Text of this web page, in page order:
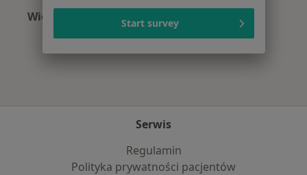
Więcej (11)
Więcej w kategorii: Najpopularniejsze
Serwis
Regulamin
Polityka prywatności pacjentów
Start survey